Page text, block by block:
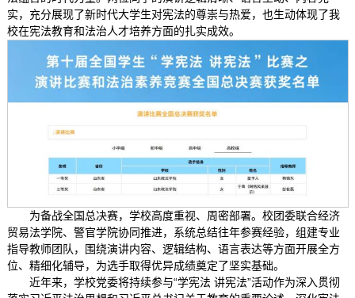
实，充分展现了新时代大学生对宪法的尊崇与热爱，也生动体现了我
校在宪法教育和法治人才培养方面的扎实成效。
为备战全国总决赛，学校高度重视、周密部署。校团委联合经济
贸易法学院、警官学院协同推进，系统总结往年参赛经验，组建专业
指导教师团队，围绕演讲内容、逻辑结构、语言表达等方面开展全方
位、精细化辅导，为选手取得优异成绩奠定了坚实基础。
近年来，学校党委将持续参与“学宪法 讲宪法”活动作为深入贯彻